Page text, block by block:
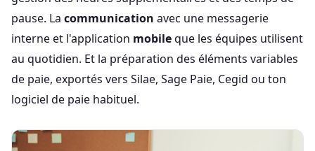
pause. La communication avec une messagerie
interne et l'application mobileque les équipes utilisent
au quotidien. Et la préparation des éléments variables
de paie, exportés vers Silae, Sage Paie, Cegid ou ton
logiciel de paie habituel.